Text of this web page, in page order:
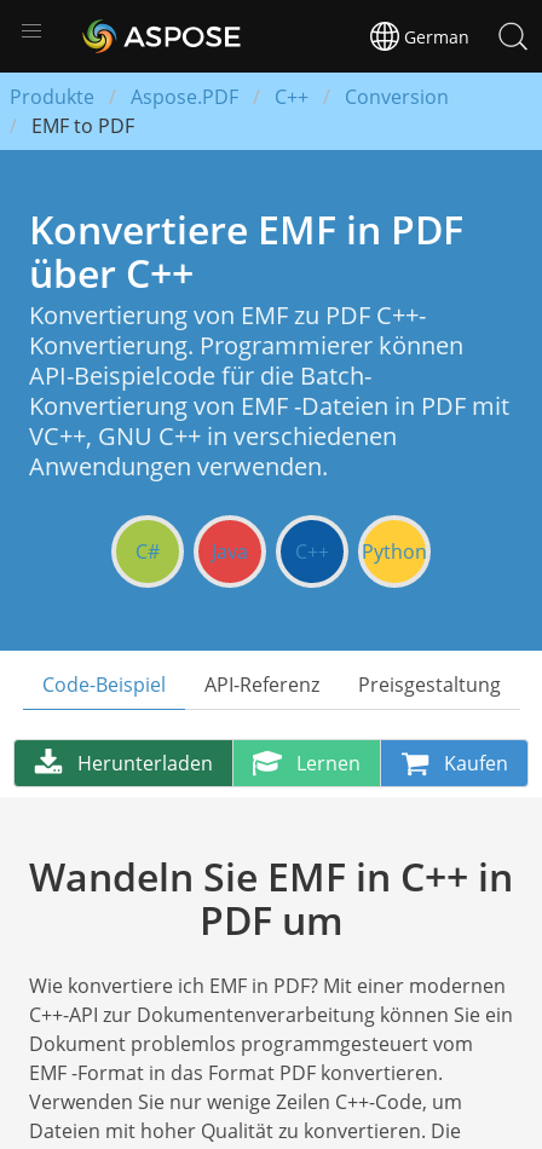
German
Produkte Aspose.PDF C++
Conversion
EMF to PDF
Konvertiere EMF in PDF
über C++
Konvertierung von EMF zu PDF C++-
Konvertierung. Programmierer können
API-Beispielcode für die Batch-
Konvertierung von EMF -Dateien in PDF mit
VC++, GNU C++ in verschiedenen
Anwendungen verwenden.
C# Java C++ Python
Code-Beispiel API-Referenz Preisgestaltung
Herunterladen Lernen Kaufen
Wandeln Sie EMF in C++ in
PDF um
Wie konvertiere ich EMF in PDF? Mit einer modernen
C++-API zur Dokumentenverarbeitung können Sie ein
Dokument problemlos programmgesteuert vom
EMF -Format in das Format PDF konvertieren.
Verwenden Sie nur wenige Zeilen C++-Code, um
Dateien mit hoher Qualität zu konvertieren. Die